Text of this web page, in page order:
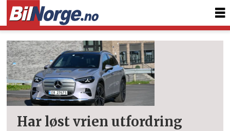
Tag:
glc
Har løst vrien utfordring